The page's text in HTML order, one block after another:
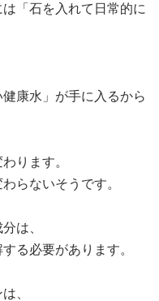
「石を入れて日常的に
康水」が手に入るから
ります。
らないそうです。
は、
る必要があります。
、